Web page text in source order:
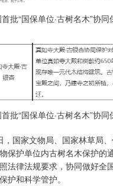
批“国保单位·古树名木”协同
批“国保单位·古树名木”协同
，国家文物局、国家林草局
保护单位内古树名木保护的
法律法规要求，协同做好全
护和科学管护。